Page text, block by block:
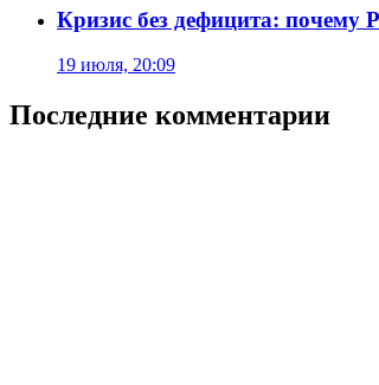
Кризис без дефицита: почему
19 июля, 20:09
Последние комментарии